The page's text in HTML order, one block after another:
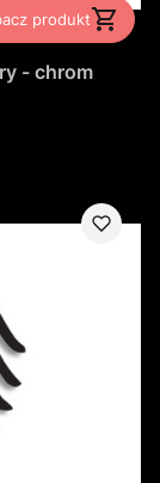
produkt
- chrom